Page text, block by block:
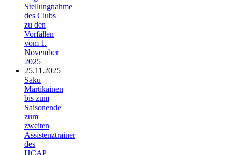
Stellungnahme
des Clubs
zu den
Vorfällen
vom 1.
November
2025
25.11.2025
Saku
Martikainen
bis zum
Saisonende
zum
zweiten
Assistenztrainer
des